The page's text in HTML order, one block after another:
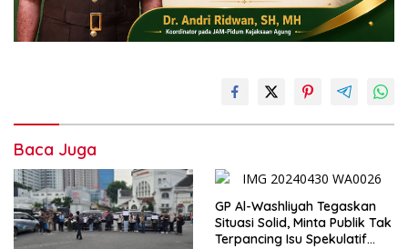
Baca Juga
GP Al-Washliyah Tegaskan
Situasi Solid, Minta Publik Tak
Terpancing Isu Spekulatif